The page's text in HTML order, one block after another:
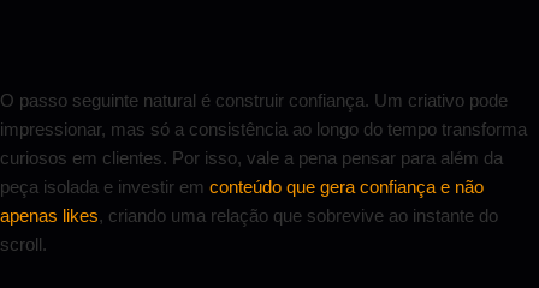
O passo seguinte natural é construir confiança. Um criativo pode
impressionar, mas só a consistência ao longo do tempo transforma
curiosos em clientes. Por isso, vale a pena pensar para além da
peça isolada e investir em conteúdo que gera confiança e não
apenas likes, criando uma relação que sobrevive ao instante do
scroll.